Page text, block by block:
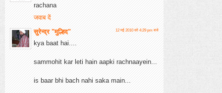
rachana
जवाब दें
सुरेन्द्र "मुल्हिद"
12 मई 2010 को 4:29 pm बजे
kya baat hai....
sammohit kar leti hain aapki rachnaayein...
is baar bhi bach nahi saka main...